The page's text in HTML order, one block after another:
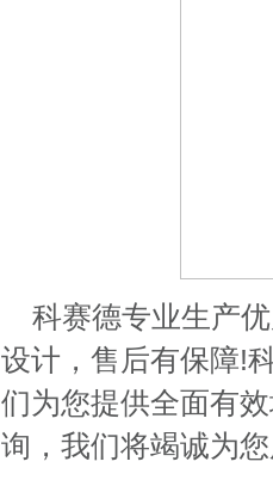
科赛德专业生产
设计，售后有保障!
们为您提供全面有
询，我们将竭诚为